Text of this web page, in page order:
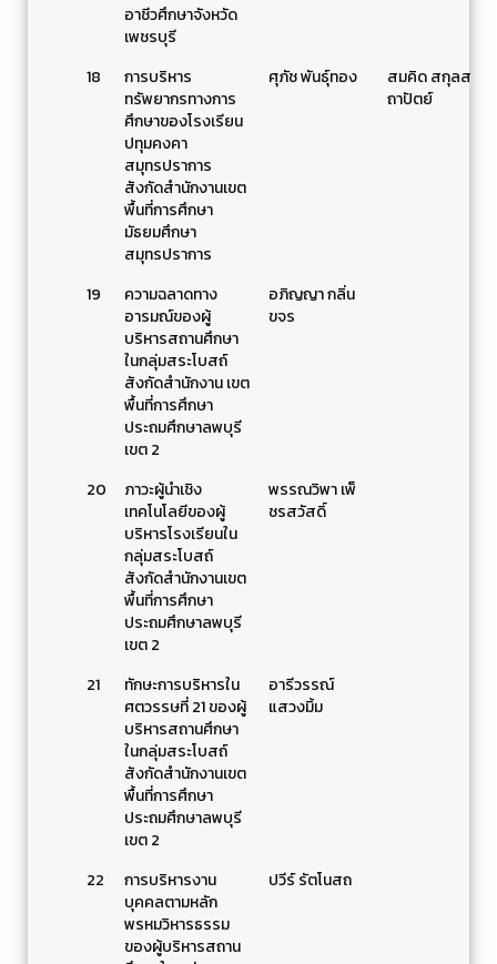
อาชีวศึกษาจังหวัด
เพชรบุรี
18
การบริหาร
ทรัพยากรทางการ
ศึกษาของโรงเรียน
ปทุมคงคา
สมุทรปราการ
สังกัดสำนักงานเขต
พื้นที่การศึกษา
มัธยมศึกษา
สมุทรปราการ
ศุภัช พันธุ์ทอง
สมคิด สกุลส
ถาปัตย์
19
ความฉลาดทาง
อารมณ์ของผู้
บริหารสถานศึกษา
ในกลุ่มสระโบสถ์
สังกัดสำนักงาน เขต
พื้นที่การศึกษา
ประถมศึกษาลพบุรี
เขต 2
อภิญญา กลิ่น
ขจร
20
ภาวะผู้นำเชิง
เทคโนโลยีของผู้
บริหารโรงเรียนใน
กลุ่มสระโบสถ์
สังกัดสำนักงานเขต
พื้นที่การศึกษา
ประถมศึกษาลพบุรี
เขต 2
พรรณวิพา เพ็
ชรสวัสดิ์
21
ทักษะการบริหารใน
ศตวรรษที่ 21 ของผู้
บริหารสถานศึกษา
ในกลุ่มสระโบสถ์
สังกัดสำนักงานเขต
พื้นที่การศึกษา
ประถมศึกษาลพบุรี
เขต 2
อารีวรรณ์
แสวงมิ้ม
22
การบริหารงาน
บุคคลตามหลัก
พรหมวิหารธรรม
ของผู้บริหารสถาน
ปวีร์ รัตโนสถ